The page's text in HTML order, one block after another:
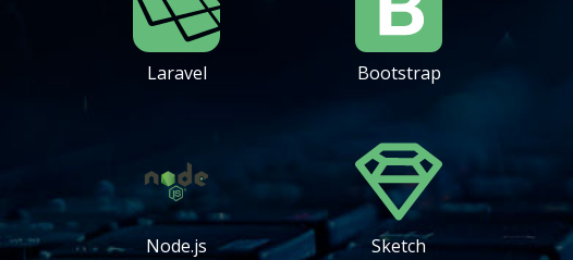
Laravel Bootstrap
Node.js Sketch